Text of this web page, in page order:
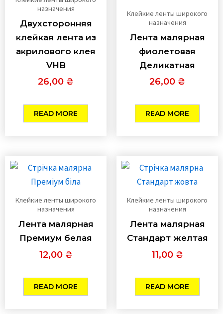
назначения
Двухсторонняя
клейкая лента из
акрилового клея
VHB
26,00 ₴
READ MORE
Клейкие ленты широкого
назначения
Лента малярная
фиолетовая
Деликатная
26,00 ₴
READ MORE
Клейкие ленты широкого
назначения
Лента малярная
Премиум белая
12,00 ₴
READ MORE
Клейкие ленты широкого
назначения
Лента малярная
Стандарт желтая
11,00 ₴
READ MORE